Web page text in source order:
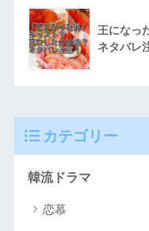
王になっ
ネタバレ
カテゴリー
韓流ドラマ
恋慕